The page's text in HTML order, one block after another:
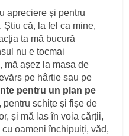
apreciere și pentru
că, la fel ca mine,
ta mă bucură
nu e tocmai
mă așez la masa de
pe hârtie sau pe
pentru un plan pe
, pentru schițe și fișe de
și mă las în voia cărții,
oameni închipuiți, văd,